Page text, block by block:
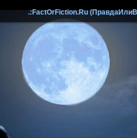
.:FactOrFiction.Ru